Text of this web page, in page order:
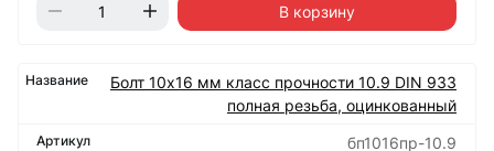
В корзину
Болт 10х16 мм класс прочности 10.9 DIN 933
полная резьба, оцинкованный
бп1016пр-10.9